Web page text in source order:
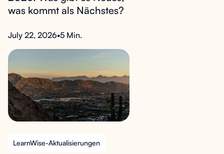
was kommt als Nächstes?
July 22, 2026•5 Min.
LearnWise-Aktualisierungen